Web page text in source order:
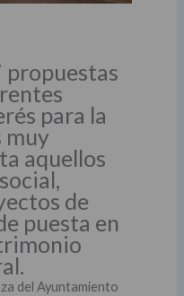
propuestas
para la
muy
aquellos
de
puesta en
del Ayuntamiento